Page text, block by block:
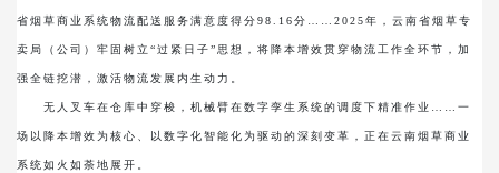
省烟草商业系统物流配送服务满意度得分98.16分……2025年，云南省烟草专
卖局（公司）牢固树立“过紧日子”思想，将降本增效贯穿物流工作全环节，加
强全链挖潜，激活物流发展内生动力。
无人叉车在仓库中穿梭，机械臂在数字孪生系统的调度下精准作业……一
场以降本增效为核心、以数字化智能化为驱动的深刻变革，正在云南烟草商业
系统如火如荼地展开。